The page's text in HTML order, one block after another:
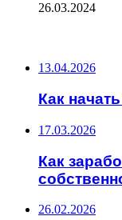
26.03.2024
13.04.2026
Как
17.03.2026
Как
26.02.2026